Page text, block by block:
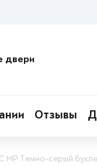
двери
Отзывы
MP Темно-серый